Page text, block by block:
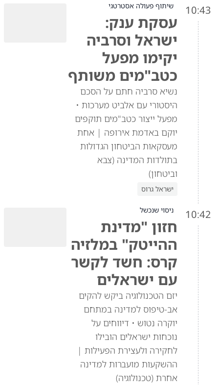
10:43 שיתוף פעולה אסטרטגי
עסקת ענק:
ישראל וסרביה
יקימו מפעל
כטב"מים משותף
נשיא סרביה חתם על הסכם
היסטורי עם אלביט מערכות •
מפעל ייצור כטב"מים תוקפים
יוקם באדמת אירופה | אחת
מעסקאות הביטחון הגדולות
בתולדות המדינה (צבא
וביטחון)
ישראל גרוס
10:42 ניסוי שנכשל
חזון "מדינת
ההייטק" במלזיה
קרס: חשד לקשר
עם ישראלים
יזם הטכנולוגיה ביקש להקים
אב-טיפוס למדינה במתחם
יוקרה נטוש • דיווחים על
נוכחות ישראלים הובילו
לחקירה ולעצירת הפעילות |
ההשקעות מועברות למדינה
אחרת (טכנולוגיה)